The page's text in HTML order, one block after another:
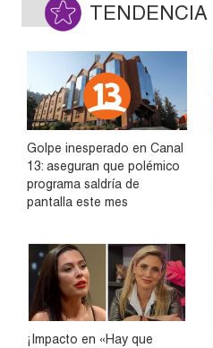
TENDENCIA
Golpe inesperado en Canal
13: aseguran que polémico
programa saldría de
pantalla este mes
¡Impacto en «Hay que